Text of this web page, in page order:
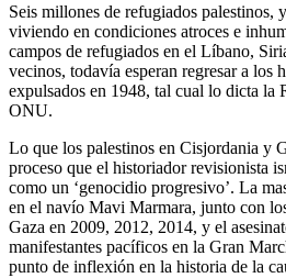
Seis millones de refugiados palestinos,
viviendo en condiciones atroces e
campos de refugiados en el Líbano,
vecinos, todavía esperan regresar a los
expulsados en 1948, tal cual lo dicta la
ONU.
Lo que los palestinos en Cisjordania y
proceso que el historiador revisionista
como un ‘genocidio progresivo’. La
en el navío Mavi Marmara, junto con
Gaza en 2009, 2012, 2014, y el
manifestantes pacíficos en la Gran
punto de inflexión en la historia de la